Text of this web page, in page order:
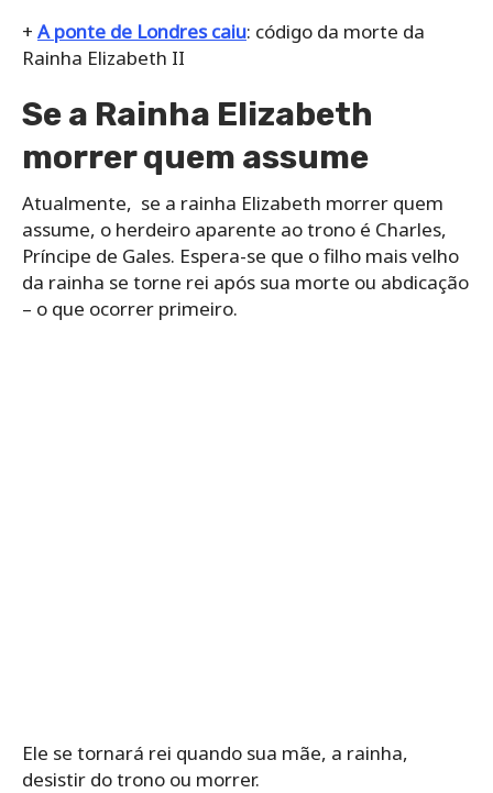
+ A ponte de Londres caiu: código da morte da
Rainha Elizabeth II
Se a Rainha Elizabeth
morrer quem assume
Atualmente, se a rainha Elizabeth morrer quem
assume, o herdeiro aparente ao trono é Charles,
Príncipe de Gales. Espera-se que o filho mais velho
da rainha se torne rei após sua morte ou abdicação
– o que ocorrer primeiro.
Ele se tornará rei quando sua mãe, a rainha,
desistir do trono ou morrer.